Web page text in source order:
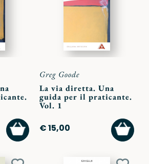
AGGIUNGI
AL
CARRELLO
Greg Goode
La via diretta. Una
guida per il praticante.
Vol. 1
€ 15,00
AL